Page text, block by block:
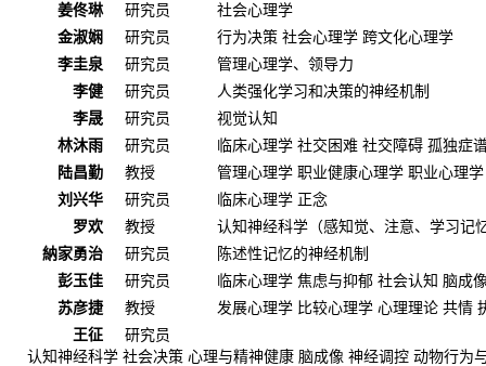
姜佟琳
研究员
社会心理学
金淑娴
研究员
行为决策 社会心理学 跨文化心理学
李圭泉
研究员
管理心理学、领导力
李健
研究员
人类强化学习和决策的神经机制
李晟
研究员
视觉认知
林沐雨
研究员
临床心理学 社交困难 社交障碍 孤独症
陆昌勤
教授
管理心理学 职业健康心理学 职业心理
刘兴华
研究员
临床心理学 正念
罗欢
教授
认知神经科学（感知觉、注意、学习记
納家勇治
研究员
陈述性记忆的神经机制
彭玉佳
研究员
临床心理学 焦虑与抑郁 社会认知 脑成
苏彦捷
教授
发展心理学 比较心理学 心理理论 共情
王征
研究员
认知神经科学 社会决策 心理与精神健康 脑成像 神经调控 动物行为